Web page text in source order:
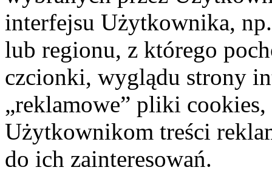
interfejsu Użytkownika,
lub regionu, z którego
czcionki, wyglądu strony
„reklamowe” pliki
Użytkownikom treści
do ich zainteresowań.